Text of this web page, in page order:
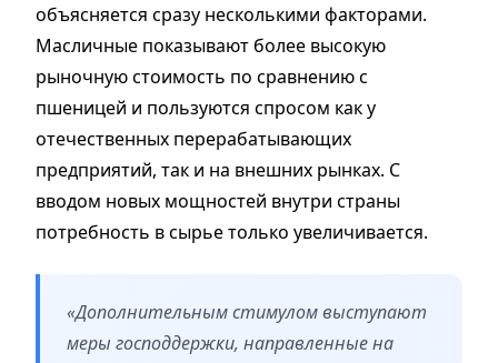
объясняется сразу несколькими факторами.
Масличные показывают более высокую
рыночную стоимость по сравнению с
пшеницей и пользуются спросом как у
отечественных перерабатывающих
предприятий, так и на внешних рынках. С
вводом новых мощностей внутри страны
потребность в сырье только увеличивается.
«Дополнительным стимулом выступают
меры господдержки, направленные на